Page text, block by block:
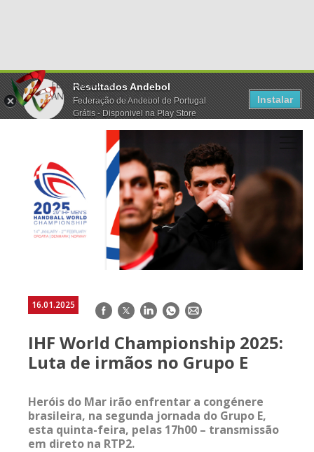
Resultados Andebol
Federação de Andebol de Portugal
Grátis - Disponivel na Play Store
Instalar
16.01.2025 Facebook
TwitterLinkedInWhatsApp
E-
IHF World Championship 2025:
Luta de irmãos no Grupo E
Heróis do Mar irão enfrentar a congénere
brasileira, na segunda jornada do Grupo E,
esta quinta-feira, pelas 17h00 – transmissão
em direto na RTP2.